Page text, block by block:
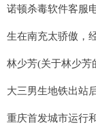
诺顿杀毒软件客服
林少芳(关于林少芳
大三男生地铁出站
重庆首发城市运行